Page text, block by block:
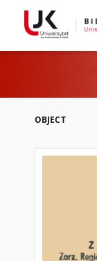
OBJECT